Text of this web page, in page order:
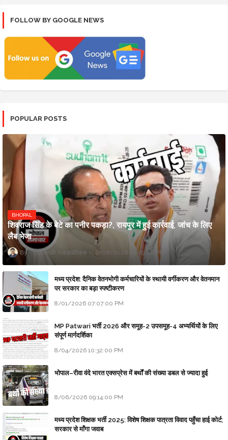
FOLLOW BY GOOGLE NEWS
POPULAR POSTS
BHOPAL
शिवराज सिंह के बेटे का पनीर पकड़ा?, रायपुर में हुई कार्रवाई, जांच के लिए
लैब भेजा
Updesh Awasthee 8/06/2026 10:09:00 PM
मध्य प्रदेश: दैनिक वेतनभोगी कर्मचारियों के स्थायी वर्गीकरण और वेतनमान
पर सरकार का बड़ा स्पष्टीकरण
8/01/2026 07:07:00 PM
MP Patwari भर्ती 2026 और समूह-2 उपसमूह-4 अभ्यर्थियों के लिए
संपूर्ण मार्गदर्शिका
8/04/2026 10:32:00 PM
भोपाल–रीवा वंदे भारत एक्सप्रेस में बर्थों की संख्या डबल से ज्यादा हुई
8/06/2026 09:14:00 PM
मध्य प्रदेश शिक्षक भर्ती 2025: विशेष शिक्षक पात्रता विवाद पहुँचा हाई कोर्ट;
सरकार से माँगा जवाब